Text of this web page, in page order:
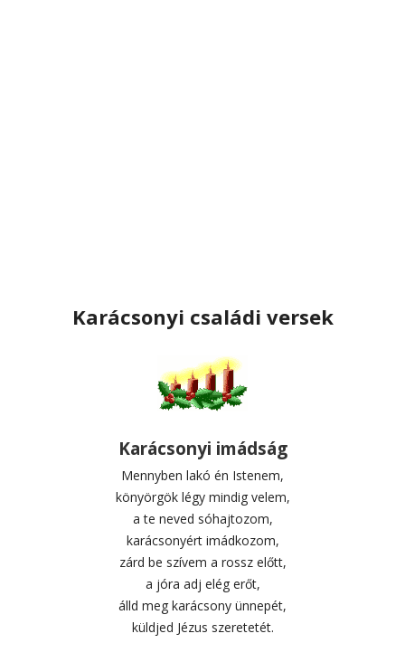
Karácsonyi családi versek
Karácsonyi imádság
Mennyben lakó én Istenem,
könyörgök légy mindig velem,
a te neved sóhajtozom,
karácsonyért imádkozom,
zárd be szívem a rossz előtt,
a jóra adj elég erőt,
álld meg karácsony ünnepét,
küldjed Jézus szeretetét.